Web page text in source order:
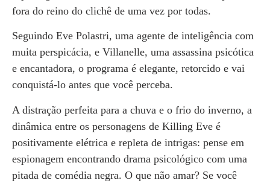
fora do reino do clichê de uma vez por todas.
Seguindo Eve Polastri, uma agente de inteligência com
muita perspicácia, e Villanelle, uma assassina psicótica
e encantadora, o programa é elegante, retorcido e vai
conquistá-lo antes que você perceba.
A distração perfeita para a chuva e o frio do inverno, a
dinâmica entre os personagens de Killing Eve é
positivamente elétrica e repleta de intrigas: pense em
espionagem encontrando drama psicológico com uma
pitada de comédia negra. O que não amar? Se você